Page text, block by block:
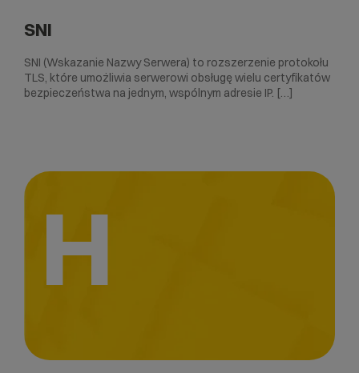
SNI
SNI (Wskazanie Nazwy Serwera) to rozszerzenie protokołu
TLS, które umożliwia serwerowi obsługę wielu certyfikatów
bezpieczeństwa na jednym, wspólnym adresie IP. […]
H